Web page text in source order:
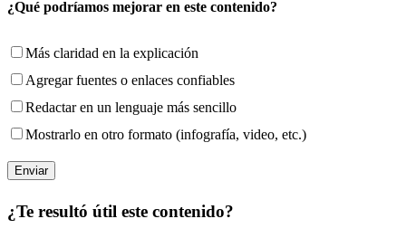
¿Qué podríamos mejorar en este contenido?
Más claridad en la explicación
Agregar fuentes o enlaces confiables
Redactar en un lenguaje más sencillo
Mostrarlo en otro formato (infografía, video, etc.)
¿Te resultó útil este contenido?